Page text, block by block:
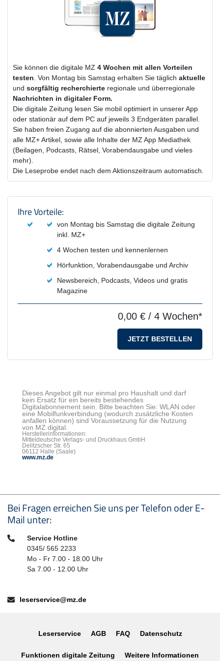
Sie können die digitale MZ 4 Wochen mit allen Vorteilen
testen. Von Montag bis Samstag erhalten Sie täglich aktuelle
und sorgfältig recherchierte regionale und überregionale
Nachrichten in digitaler Form.
Die digitale Zeitung lesen Sie mobil optimiert in unserer App
oder stationär auf dem PC auf jeweils 3 Endgeräten parallel.
Sie haben freien Zugang auf die abonnierten Ausgaben und
alle MZ+ Artikel, sowie alle Inhalte der MZ App Mediathek
(Beilagen, Podcasts, Rätsel, Vorabendausgabe und vieles
mehr).
Die Leseprobe endet nach dem Aktionszeitraum automatisch.
Produktzusammenfassung und
Ihre Vorteile:
von Montag bis Samstag die digitale Zeitung
inkl. MZ+
4 Wochen testen und kennenlernen
Hörfunktion, Vorabendausgabe und Archiv
Newsbereich, Podcasts, Videos und gratis
Magazine
0,00 € / 4 Wochen*
JETZT BESTELLEN
Dieses Angebot gilt nur einmal pro Haushalt und darf
kein Ersatz für ein bereits bestehendes
Digitalabonnement sein. Bitte beachten Sie: WLAN oder
eine Mobilfunkverbindung (wodurch zusätzliche Kosten
anfallen können) sind Voraussetzung für die Nutzung
von MZ digital.
Herstellerinformationen:
Mitteldeutsche Verlags- und Druckhaus GmbH
Delitzscher Str. 65
06112 Halle (Saale)
www.mz.de
Seitenfußbereich
Bei Fragen erreichen Sie uns per Telefon oder E-
Mail unter:
Telefon:Service Hotline
0345/ 565 2233
Mo - Fr 7.00 - 18.00 Uhr
Sa 7.00 - 12.00 Uhr
E-Mail:leserservice@mz.de
Leserservice AGB FAQ Datenschutz
Funktionen digitale Zeitung Weitere Informationen